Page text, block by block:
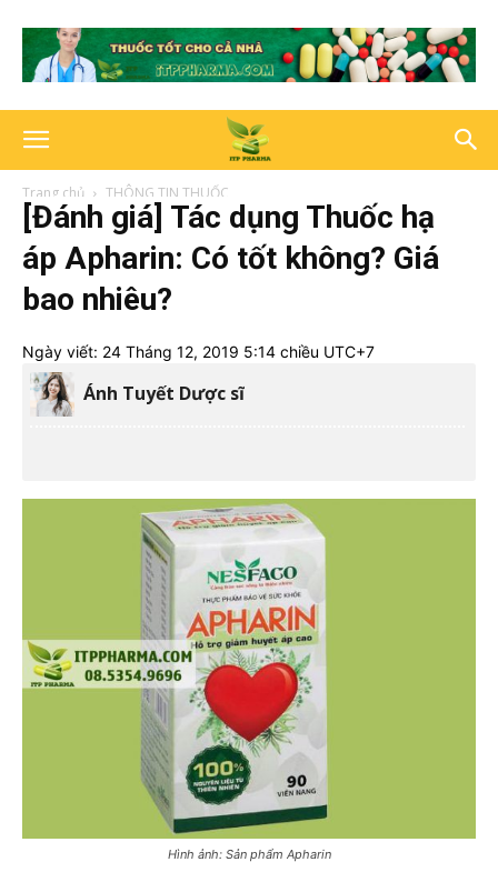
Trang chủ THÔNG TIN THUỐC
[Đánh giá] Tác dụng Thuốc hạ
áp Apharin: Có tốt không? Giá
bao nhiêu?
Ngày viết: 24 Tháng 12, 2019 5:14 chiều UTC+7
Ánh Tuyết Dược sĩ
Hình ảnh: Sản phẩm Apharin